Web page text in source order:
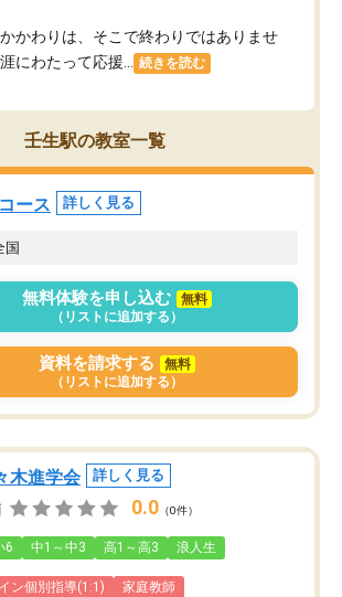
かわりは、そこで終わりではありませ
にわたって応援...
続きを読む
壬生駅の教室一覧
ース 詳しく見る
国
無料体験を申し込む
無料
（リストに追加する）
資料を請求する
無料
（リストに追加する）
木進学会 詳しく見る
0.0 （0件）
6 中1～中3 高1～高3 浪人生
ン個別指導(1:1) 家庭教師